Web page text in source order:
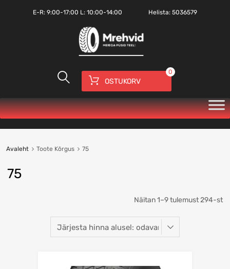
E-R: 9:00-17:00 L: 10:00-14:00 Helista:5036579
OSTUKORV
0
Avaleht Toote Kõrgus 75
75
Näitan 1–9 tulemust 294-st